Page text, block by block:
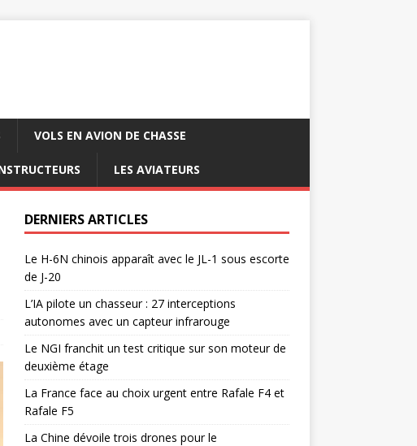
VOLS EN AVION DE CHASSE
LES AVIATEURS
DERNIERS ARTICLES
Le H-6N chinois apparaît avec le JL-1 sous escorte
de J-20
L’IA pilote un chasseur : 27 interceptions
autonomes avec un capteur infrarouge
Le NGI franchit un test critique sur son moteur de
deuxième étage
La France face au choix urgent entre Rafale F4 et
Rafale F5
La Chine dévoile trois drones pour le